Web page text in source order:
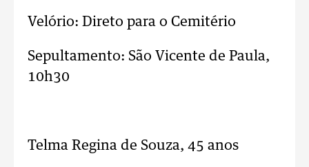
Velório: Direto para o Cemitério
Sepultamento: São Vicente de Paula,
10h30
Telma Regina de Souza, 45 anos